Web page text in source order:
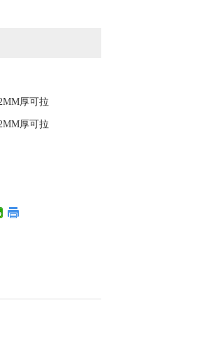
厚可拉
厚可拉